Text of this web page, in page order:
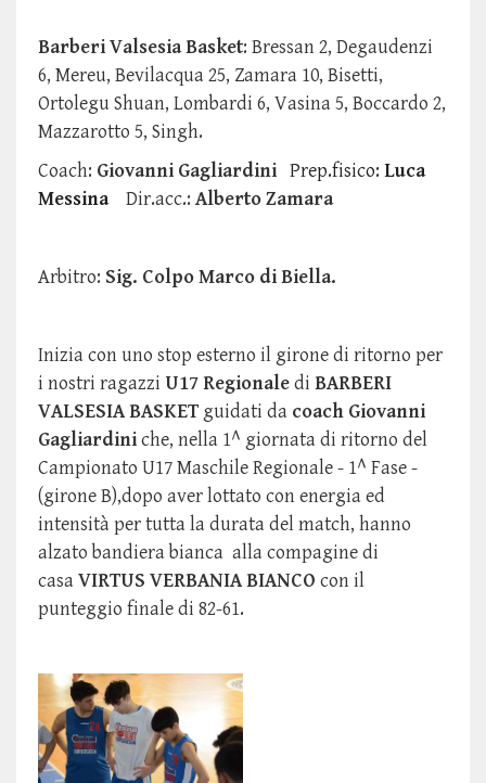
Barberi Valsesia Basket: Bressan 2, Degaudenzi
6, Mereu, Bevilacqua 25, Zamara 10, Bisetti,
Ortolegu Shuan, Lombardi 6, Vasina 5, Boccardo 2,
Mazzarotto 5, Singh.
Coach: Giovanni Gagliardini Prep.fisico: Luca
Messina
Dir.acc.: Alberto Zamara
Arbitro: Sig. Colpo Marco di Biella.
Inizia con uno stop esterno il girone di ritorno per
i nostri ragazzi U17 Regionaledi BARBERI
VALSESIA BASKET guidati da coach Giovanni
Gagliardiniche, nella 1^ giornata di ritorno del
Campionato U17 Maschile Regionale - 1^ Fase -
(girone B),dopo aver lottato con energia ed
intensità per tutta la durata del match, hanno
alzato bandiera bianca alla compagine di
casaVIRTUS VERBANIA BIANCO con il
punteggio finale di 82-61.